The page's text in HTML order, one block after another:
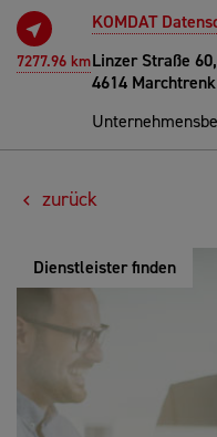
7277.96 km
KOMDAT
Linzer Straße 60,
4614 Marchtrenk
zurück
Dienstleister finden